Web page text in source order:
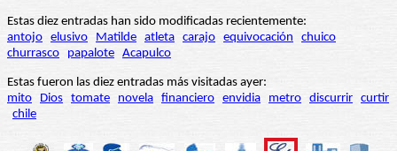
Estas diez entradas han sido modificadas recientemente:
antojo elusivo Matilde atleta carajo equivocación
chuico
churrasco
papalote Acapulco
Estas fueron las diez entradas más visitadas ayer:
mito
Dios tomate novela financiero envidia metro discurrir curtir
chile